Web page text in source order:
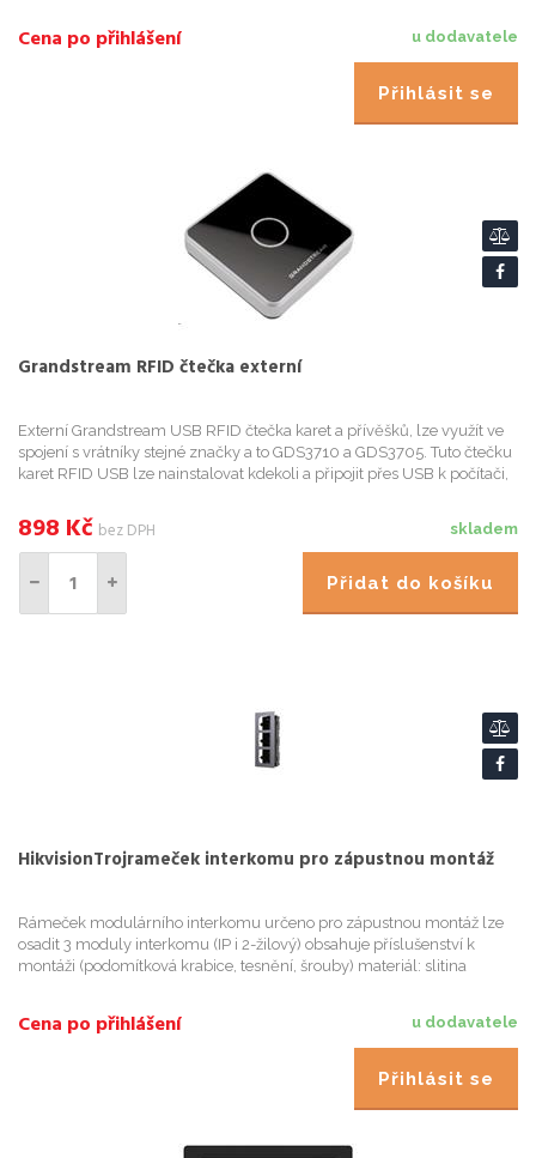
u dodavatele
Cena po přihlášení
Přihlásit se
Grandstream RFID čtečka externí
Externí Grandstream USB RFID čtečka karet a přívěšků, lze využít ve
spojení s vrátníky stejné značky a to GDS3710 a GDS3705. Tuto čtečku
karet RFID USB lze nainstalovat kdekoli a připojit přes USB k počítači,
skladem
898 Kč bez DPH
Přidat do košíku
HikvisionTrojrameček interkomu pro zápustnou montáž
Rámeček modulárního interkomu určeno pro zápustnou montáž lze
osadit 3 moduly interkomu (IP i 2-žilový) obsahuje příslušenství k
montáži (podomítková krabice, tesnění, šrouby) materiál: slitina
u dodavatele
Cena po přihlášení
Přihlásit se